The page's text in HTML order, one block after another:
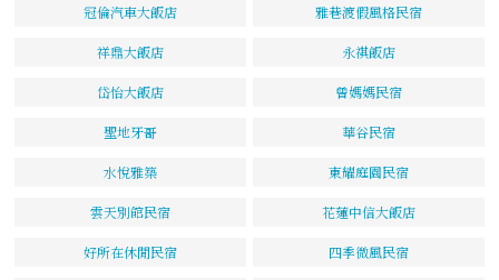
冠倫汽車大飯店 雅巷渡假風格民宿
祥鼎大飯店 永祺飯店
岱怡大飯店 曾媽媽民宿
聖地牙哥 華谷民宿
水悅雅築 東耀庭園民宿
雲天別館民宿 花蓮中信大飯店
好所在休閒民宿 四季微風民宿